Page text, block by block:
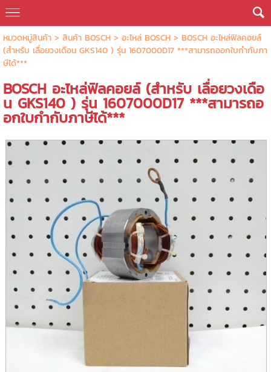
หมวดหมู่สินค้า> สินค้า BOSCH> อะไหล่ BOSCH> BOSCH อะไหล่ฟิลคอยล์
(สำหรับ เลื่อยวงเดือน GKS140 ) รุ่น 1607000D17 ***สามารถออกใบกำกับภา
ษีได้***
BOSCH อะไหล่ฟิลคอยล์ (สำหรับ เลื่อยวงเดือ
น GKS140 ) รุ่น 1607000D17 ***สามารถอ
อกใบกำกับภาษีได้***